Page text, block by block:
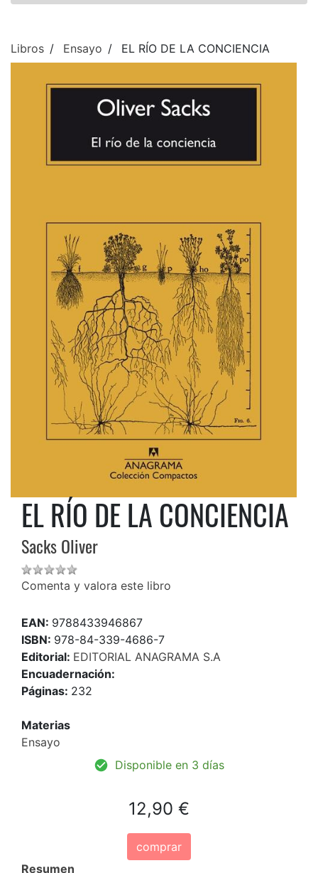
Libros Ensayo EL RÍO DE LA CONCIENCIA
EL RÍO DE LA CONCIENCIA
Sacks Oliver
Comenta y valora este libro
EAN: 9788433946867
ISBN: 978-84-339-4686-7
Editorial: EDITORIAL ANAGRAMA S.A
Encuadernación:
Páginas: 232
Materias
Ensayo
Disponible en 3 días
12,90 €
comprar
Resumen